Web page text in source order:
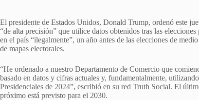
El presidente de Estados Unidos, Donald Trump, ordenó este
“de alta precisión” que utilice datos obtenidos tras las
en el país “ilegalmente”, un año antes de las elecciones de
de mapas electorales.
“He ordenado a nuestro Departamento de Comercio que
basado en datos y cifras actuales y, fundamentalmente,
Presidenciales de 2024”, escribió en su red Truth Social. El
próximo está previsto para el 2030.